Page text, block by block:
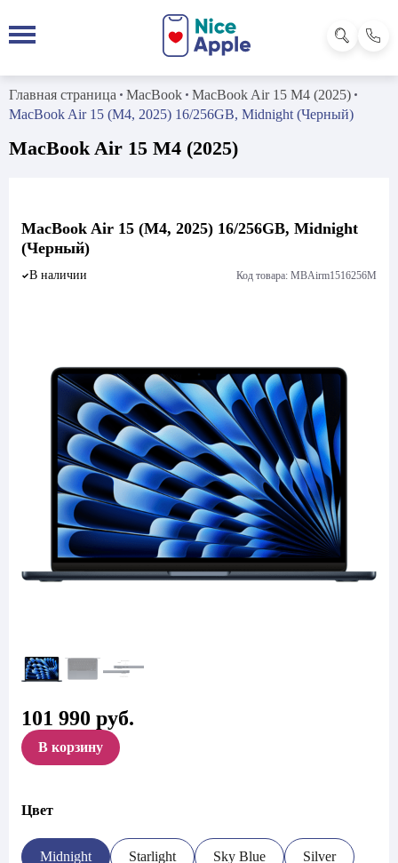
Главная страница MacBook
MacBook Air 15 M4 (2025)
MacBook Air 15 (M4, 2025) 16/256GB, Midnight (Черный)
MacBook Air 15 M4 (2025)
MacBook Air 15 (M4, 2025) 16/256GB, Midnight
(Черный)
В наличии Код товара: MBAirm1516256M
101 990 руб.
В корзину
Цвет
Midnight Starlight Sky Blue Silver